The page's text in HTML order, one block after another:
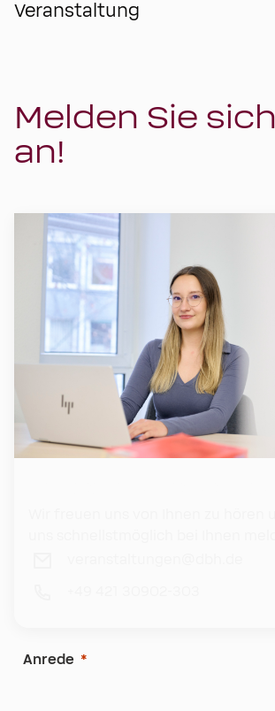
Veranstaltung
Melden Sie
an!
Anrede